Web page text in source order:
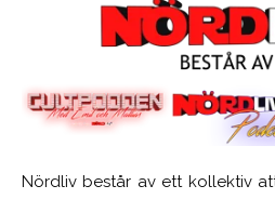
Nördliv består av ett kollektiv